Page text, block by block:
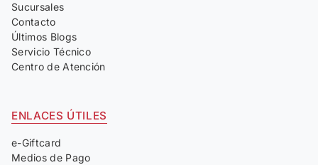
Sucursales
Contacto
Últimos Blogs
Servicio Técnico
Centro de Atención
ENLACES ÚTILES
e-Giftcard
Medios de Pago